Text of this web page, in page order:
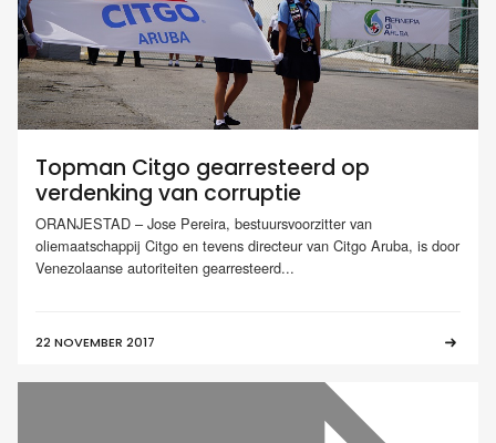
Topman Citgo gearresteerd op
verdenking van corruptie
ORANJESTAD – Jose Pereira, bestuursvoorzitter van
oliemaatschappij Citgo en tevens directeur van Citgo Aruba, is door
Venezolaanse autoriteiten gearresteerd...
22 NOVEMBER 2017